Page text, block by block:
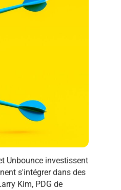
Unbounce investissent
s'intégrer dans des
Kim, PDG de